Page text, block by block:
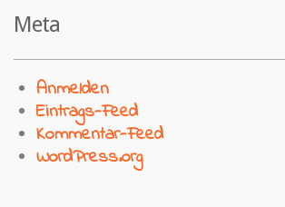
Meta
Anmelden
Eintrags-Feed
Kommentar-Feed
WordPress.org